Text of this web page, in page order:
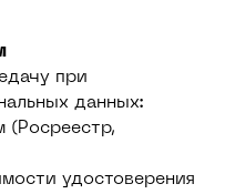
при
данных:
(Росреестр,
удостоверения